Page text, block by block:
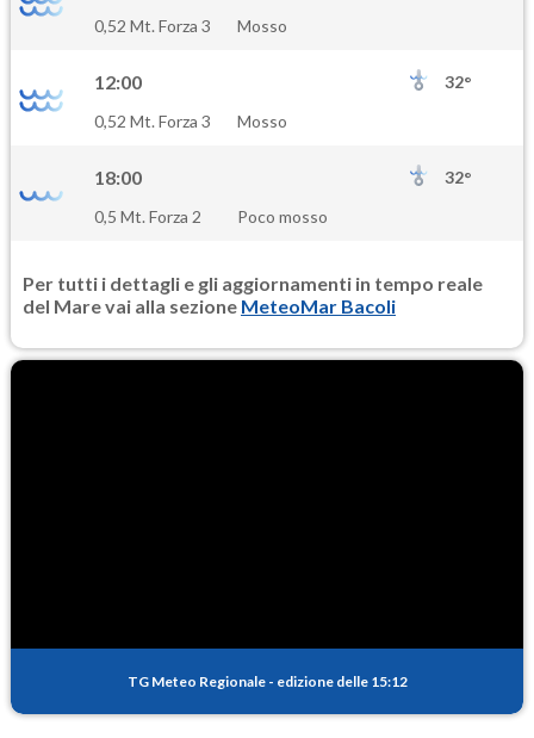
PM10
PM25
0,52 Mt. Forza 3
Mosso
12:00
32°
0,52 Mt. Forza 3
Mosso
18:00
32°
0,5 Mt. Forza 2
Poco mosso
Per tutti i dettagli e gli aggiornamenti in tempo reale
del Mare vai alla sezione MeteoMar Bacoli
TG Meteo Regionale - edizione delle 15:12